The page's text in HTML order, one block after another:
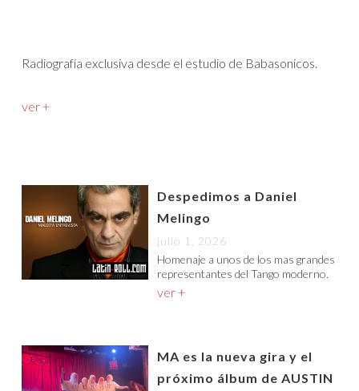
Radiografía exclusiva desde el estudio de Babasonicos.
ver +
Despedimos a Daniel
Melingo
julio 1, 2026
Homenaje a unos de los mas grandes
representantes del Tango moderno.
ver +
MA es la nueva gira y el
próximo álbum de AUSTIN